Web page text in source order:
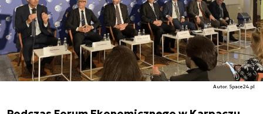
Autor. Space24.pl